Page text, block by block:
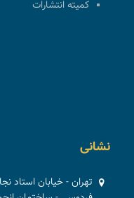
کمیته انتشارات
نشانی
تهران - خیابان استاد